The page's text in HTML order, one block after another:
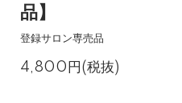
品】
登録サロン専売品
4,800円(税抜)